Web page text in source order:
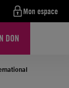
Mon espace
DON